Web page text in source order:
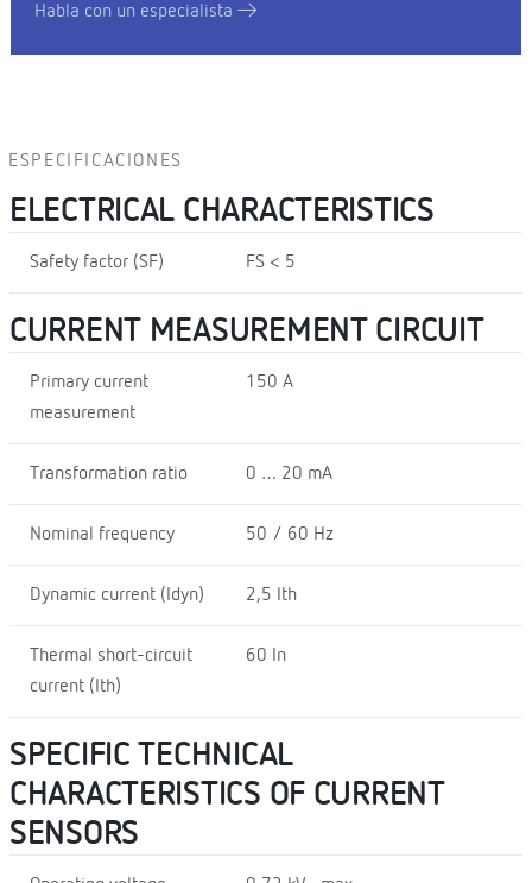
Habla con un especialista
ESPECIFICACIONES
ELECTRICAL CHARACTERISTICS
Safety factor (SF) FS < 5
CURRENT MEASUREMENT CIRCUIT
Primary current
measurement
150 A
Transformation ratio 0 … 20 mA
Nominal frequency 50 / 60 Hz
Dynamic current (Idyn) 2,5 Ith
Thermal short-circuit
current (Ith)
60 In
SPECIFIC TECHNICAL
CHARACTERISTICS OF CURRENT
SENSORS